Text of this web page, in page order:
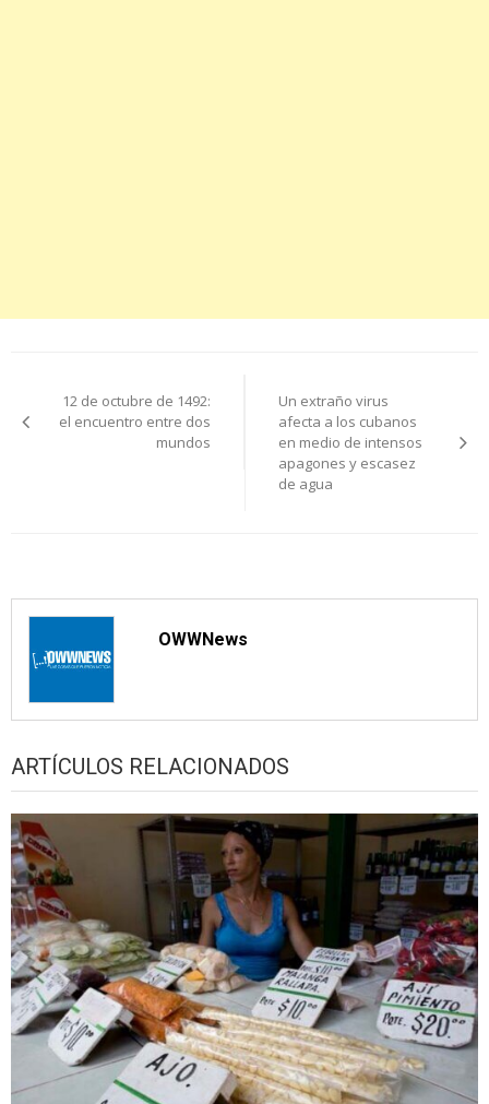
de
12 de octubre de 1492:
el encuentro entre dos
mundos
Un extraño virus
afecta a los cubanos
en medio de intensos
apagones y escasez
de agua
OWWNews
ARTÍCULOS RELACIONADOS